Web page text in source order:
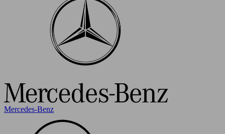
Mercedes-Benz